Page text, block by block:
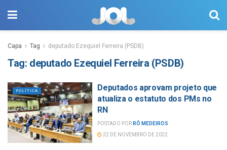
Capa Tag deputado Ezequiel Ferreira (PSDB)
Tag: deputado Ezequiel Ferreira (PSDB)
POLÍTICA
Deputados aprovam projeto que
atualiza o estatuto dos PMs no
RN
POSTADO POR RÔ MEDEIROS
22 DE NOVEMBRO DE 2022